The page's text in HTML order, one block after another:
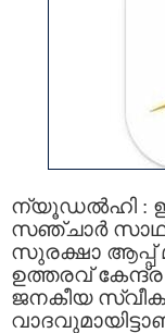
ന്യൂഡൽഹി :
സഞ്ചാർ സാഥി
സുരക്ഷാ ആപ്പ്
ഉത്തരവ്
ജനകീയ